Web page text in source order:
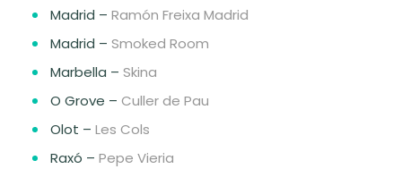
Madrid – Ramón Freixa Madrid
Madrid – Smoked Room
Marbella – Skina
O Grove – Culler de Pau
Olot – Les Cols
Raxó – Pepe Vieria